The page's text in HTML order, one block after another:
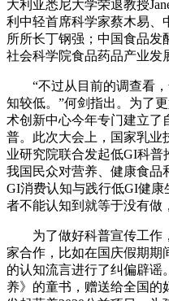
大利亚悉尼大学荣退教授
利中轻首席科学家蔡木易、
所所长丁钢强；中国食品发
社会科学院食品药品产业发
“不过从目前的调查看，
知较低。”何剑指出。为了
术创新中心今年专门建立了
普。此次大会上，国家乳业
业研究院联合发起低GI科
我国民众对营养、健康食品
GI消费认知与践行低GI健
者不能认知到就等于没有做
为了做好科普宣传工作
家合作，比如在国庆假期期
的认知流言进行了纠偏辟谣
养》的童书，赠送给全国的